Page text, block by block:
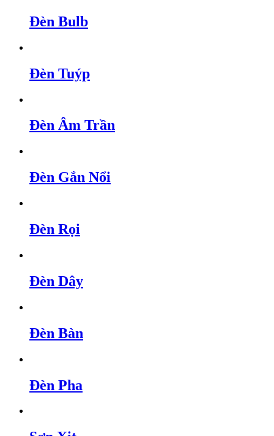
Đèn Bulb
Đèn Tuýp
Đèn Âm Trần
Đèn Gắn Nổi
Đèn Rọi
Đèn Dây
Đèn Bàn
Đèn Pha